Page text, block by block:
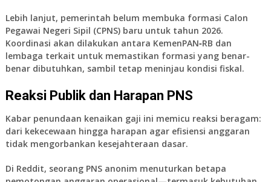
Lebih lanjut, pemerintah belum membuka formasi Calon
Pegawai Negeri Sipil (CPNS) baru untuk tahun 2026.
Koordinasi akan dilakukan antara KemenPAN‑RB dan
lembaga terkait untuk memastikan formasi yang benar-
benar dibutuhkan, sambil tetap meninjau kondisi fiskal.
Reaksi Publik dan Harapan PNS
Kabar penundaan kenaikan gaji ini memicu reaksi beragam:
dari kekecewaan hingga harapan agar efisiensi anggaran
tidak mengorbankan kesejahteraan dasar.
Di Reddit, seorang PNS anonim menuturkan betapa